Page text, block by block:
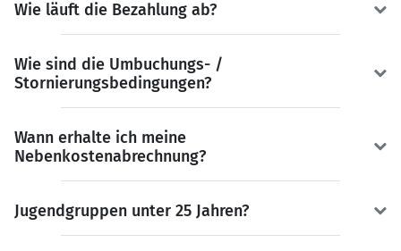
Wie läuft die Bezahlung ab?
Wie sind die Umbuchungs- /
Stornierungsbedingungen?
Wann erhalte ich meine
Nebenkostenabrechnung?
Jugendgruppen unter 25 Jahren?